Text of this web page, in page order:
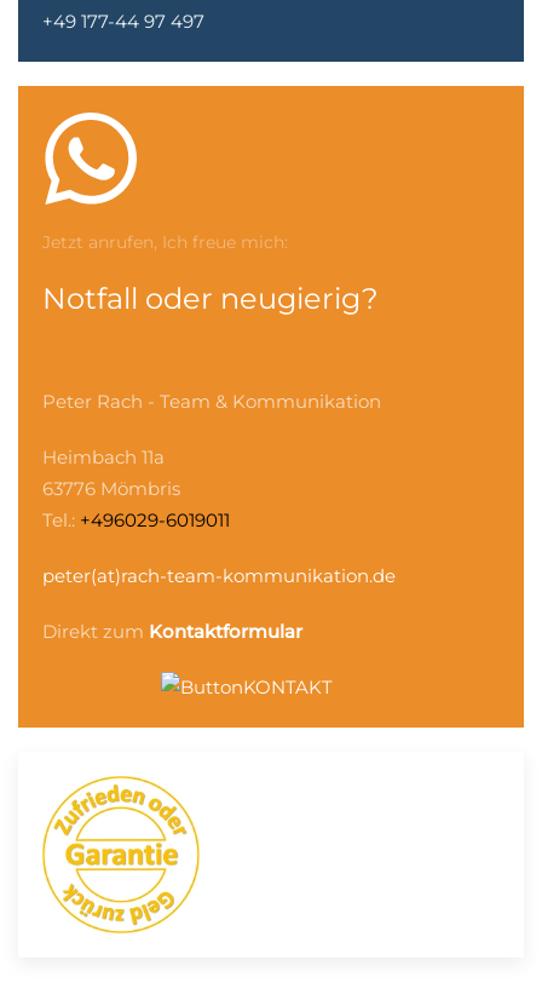
+49 177-44 97 497
Jetzt anrufen, Ich freue mich:
Notfall oder neugierig?
Peter Rach - Team & Kommunikation
Heimbach 11a
63776 Mömbris
Tel.: +496029-6019011
peter(at)rach-team-kommunikation.de
Direkt zum Kontaktformular